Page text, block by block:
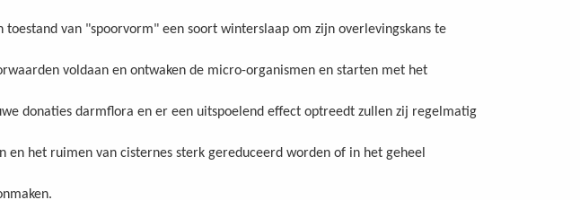
van "spoorvorm" een soort winterslaap om zijn overlevingskans te
voldaan en ontwaken de micro-organismen en starten met het
donaties darmflora en er een uitspoelend effect optreedt zullen zij regelmatig
het ruimen van cisternes sterk gereduceerd worden of in het geheel